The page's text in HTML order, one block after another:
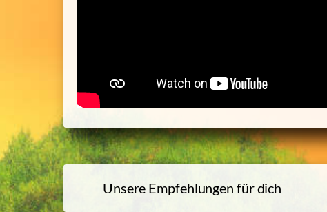
Unsere Empfehlungen für dich